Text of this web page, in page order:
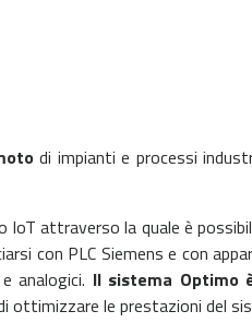
di impianti e processi
attraverso la quale è
con PLC Siemens e con
analogici. Il sistema Optimo
ottimizzare le prestazioni del